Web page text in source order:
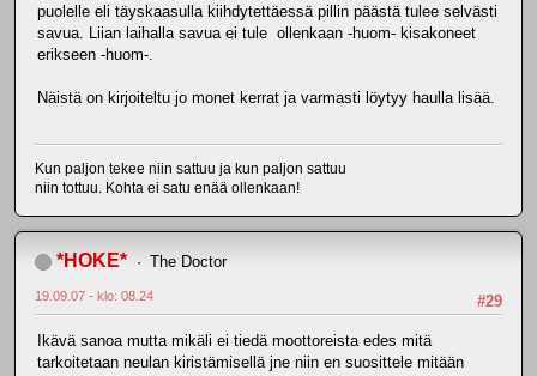
puolelle eli täyskaasulla kiihdytettäessä pillin päästä tulee selvästi
savua. Liian laihalla savua ei tule ollenkaan -huom- kisakoneet
erikseen -huom-.
Näistä on kirjoiteltu jo monet kerrat ja varmasti löytyy haulla lisää.
Kun paljon tekee niin sattuu ja kun paljon sattuu
niin tottuu. Kohta ei satu enää ollenkaan!
*HOKE* The Doctor
#29
19.09.07 - klo: 08.24
Ikävä sanoa mutta mikäli ei tiedä moottoreista edes mitä
tarkoitetaan neulan kiristämisellä jne niin en suosittele mitään